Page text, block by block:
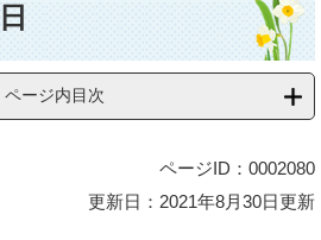
ページ内目次
ページID：0002080
更新日：2021年8月30日更新